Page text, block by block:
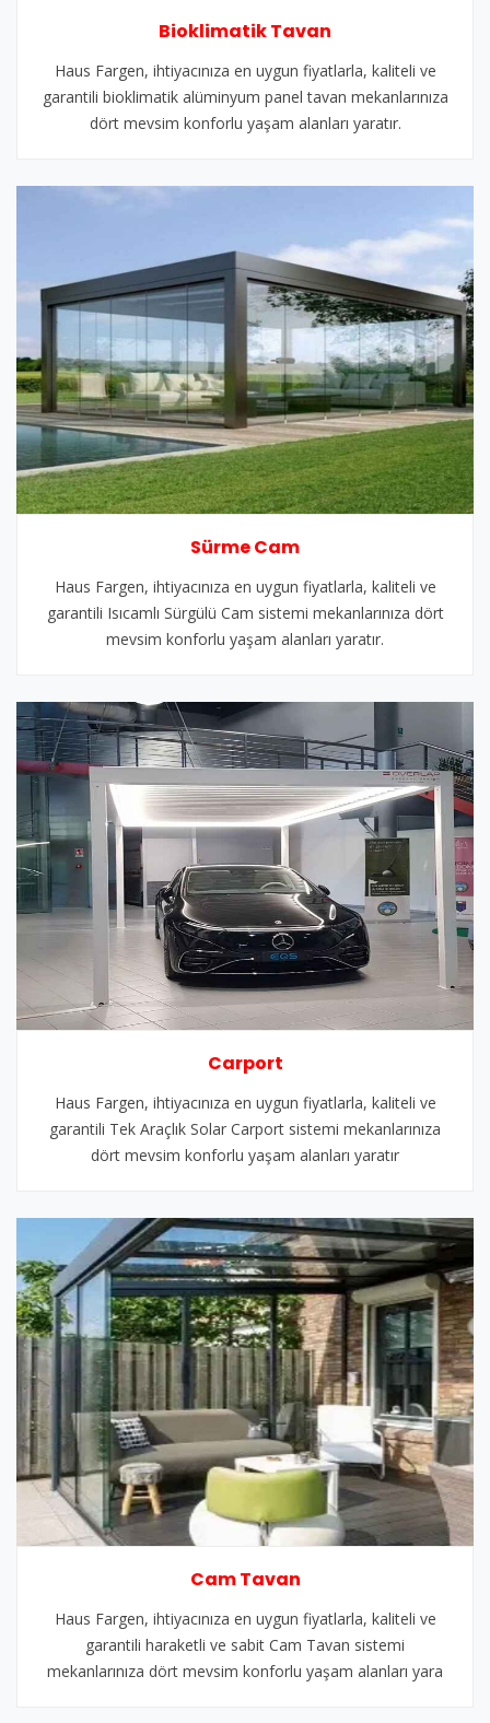
Bioklimatik Tavan
Haus Fargen, ihtiyacınıza en uygun fiyatlarla, kaliteli ve
garantili bioklimatik alüminyum panel tavan mekanlarınıza
dört mevsim konforlu yaşam alanları yaratır.
Sürme Cam
Haus Fargen, ihtiyacınıza en uygun fiyatlarla, kaliteli ve
garantili Isıcamlı Sürgülü Cam sistemi mekanlarınıza dört
mevsim konforlu yaşam alanları yaratır.
Carport
Haus Fargen, ihtiyacınıza en uygun fiyatlarla, kaliteli ve
garantili Tek Araçlık Solar Carport sistemi mekanlarınıza
dört mevsim konforlu yaşam alanları yaratır
Cam Tavan
Haus Fargen, ihtiyacınıza en uygun fiyatlarla, kaliteli ve
garantili haraketli ve sabit Cam Tavan sistemi
mekanlarınıza dört mevsim konforlu yaşam alanları yara